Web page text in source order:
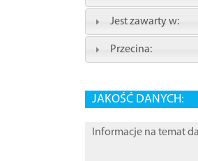
Jest zawarty w:
Przecina:
JAKOŚĆ DANYCH:
Informacje na temat